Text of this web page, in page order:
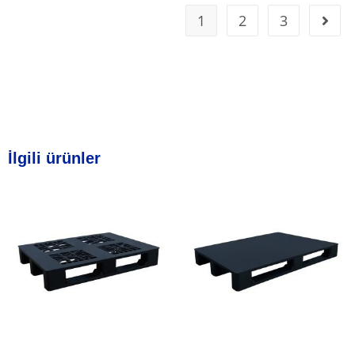
1 2 3
İlgili ürünler